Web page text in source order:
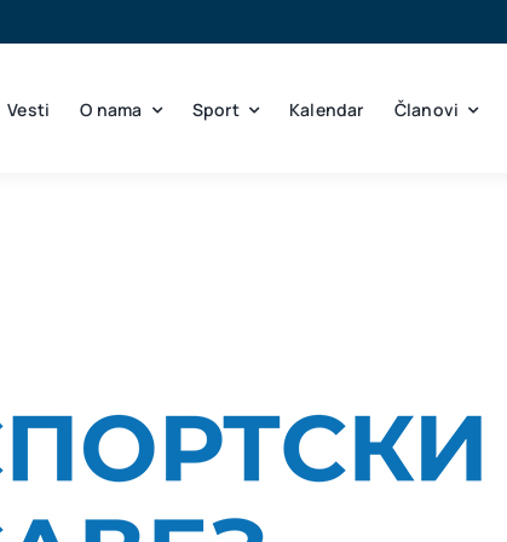
Vesti O nama Sport Kalendar Članovi